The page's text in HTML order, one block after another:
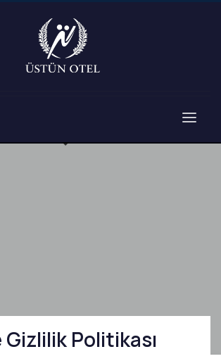
Gizlilik Politikası